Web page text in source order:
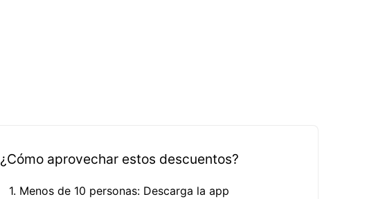
¿Cómo aprovechar estos descuentos?
1. Menos de 10 personas: Descarga la app